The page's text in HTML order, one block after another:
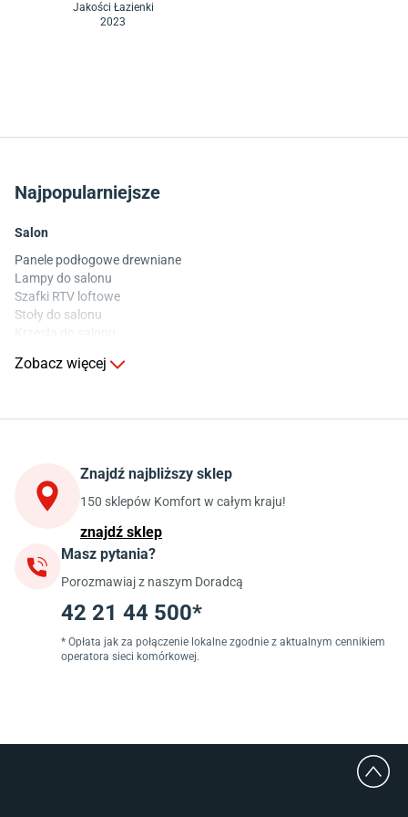
Jakości Łazienki
2023
Najpopularniejsze
Salon
Panele podłogowe drewniane
Lampy do salonu
Szafki RTV loftowe
Stoły do salonu
Stoły do kuchni
Szafki kuchenne wiszące (górne)
Szafki pod zlewozmywak
Blaty kuchenne laminowane
Jadalnia
Stoły do jadalni
Krzesła do jadalni
Dywany szare
Lampy w stylu loftowym
Lampy wiszące do jadalni
Zobacz więcej
Znajdź najbliższy sklep
150 sklepów Komfort w całym kraju!
znajdź sklep
Masz pytania?
Porozmawiaj z naszym Doradcą
42 21 44 500*
* Opłata jak za połączenie lokalne zgodnie z aktualnym cennikiem
operatora sieci komórkowej.